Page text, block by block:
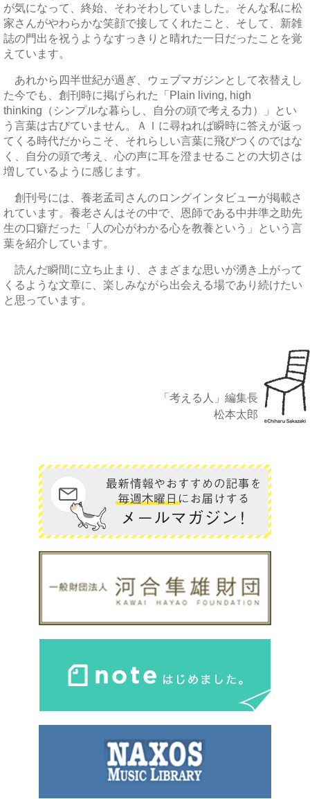
が気になって、終始、そわそわしていました。そんな私に松
家さんがやわらかな笑顔で接してくれたこと、そして、新雑
誌の門出を祝うようなすっきりと晴れた一日だったことを覚
えています。
あれから四半世紀が過ぎ、ウェブマガジンとして衣替えし
た今でも、創刊時に掲げられた「Plain living, high
thinking（シンプルな暮らし、自分の頭で考える力）」とい
う言葉は古びていません。ＡＩに尋ねれば瞬時に答えが返っ
てくる時代だからこそ、それらしい言葉に飛びつくのではな
く、自分の頭で考え、心の声に耳を澄ませることの大切さは
増しているように感じます。
創刊号には、養老孟司さんのロングインタビューが掲載さ
れています。養老さんはその中で、恩師である中井準之助先
生の口癖だった「人の心がわかる心を教養という」という言
葉を紹介しています。
読んだ瞬間に立ち止まり、さまざまな思いが湧き上がって
くるような文章に、楽しみながら出会える場であり続けたい
と思っています。
「考える人」編集長
松本太郎